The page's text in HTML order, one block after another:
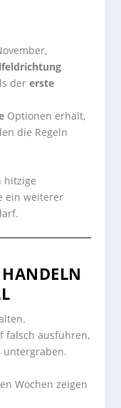
dererste
Optionen erhält,
die Regeln
hitzige
ein weiterer
falsch ausführen,
untergraben.
Wochen zeigen